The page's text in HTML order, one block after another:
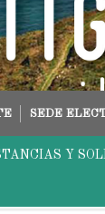
SEDE
Y